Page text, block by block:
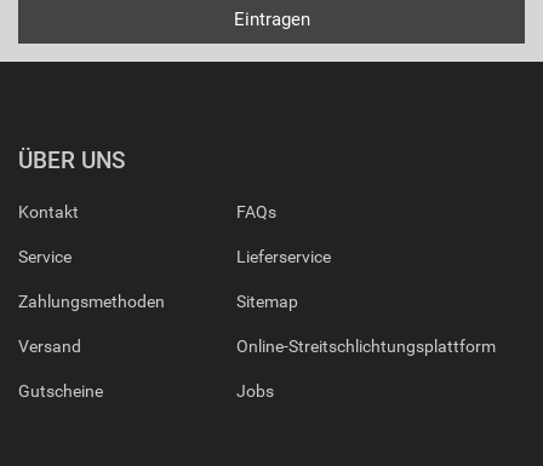
ÜBER UNS
Kontakt
Service
Zahlungsmethoden
Versand
Gutscheine
FAQs
Lieferservice
Sitemap
Online-Streitschlichtungsplattform
Jobs